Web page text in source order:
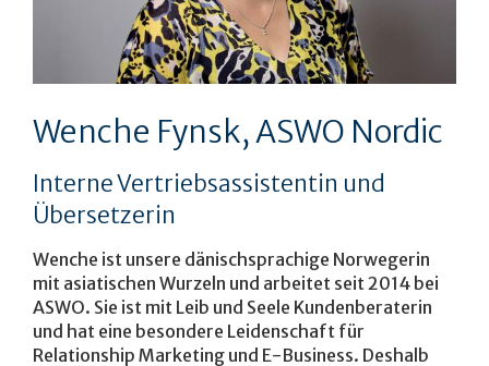
Wenche Fynsk, ASWO Nordic
Interne Vertriebsassistentin und
Übersetzerin
Wenche ist unsere dänischsprachige Norwegerin
mit asiatischen Wurzeln und arbeitet seit 2014 bei
ASWO. Sie ist mit Leib und Seele Kundenberaterin
und hat eine besondere Leidenschaft für
Relationship Marketing und E-Business. Deshalb